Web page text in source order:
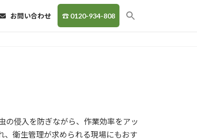
お問い合わせ ☎ 0120-934-808
の侵入を防ぎながら、作業効率をアッ
、衛生管理が求められる現場にもおす